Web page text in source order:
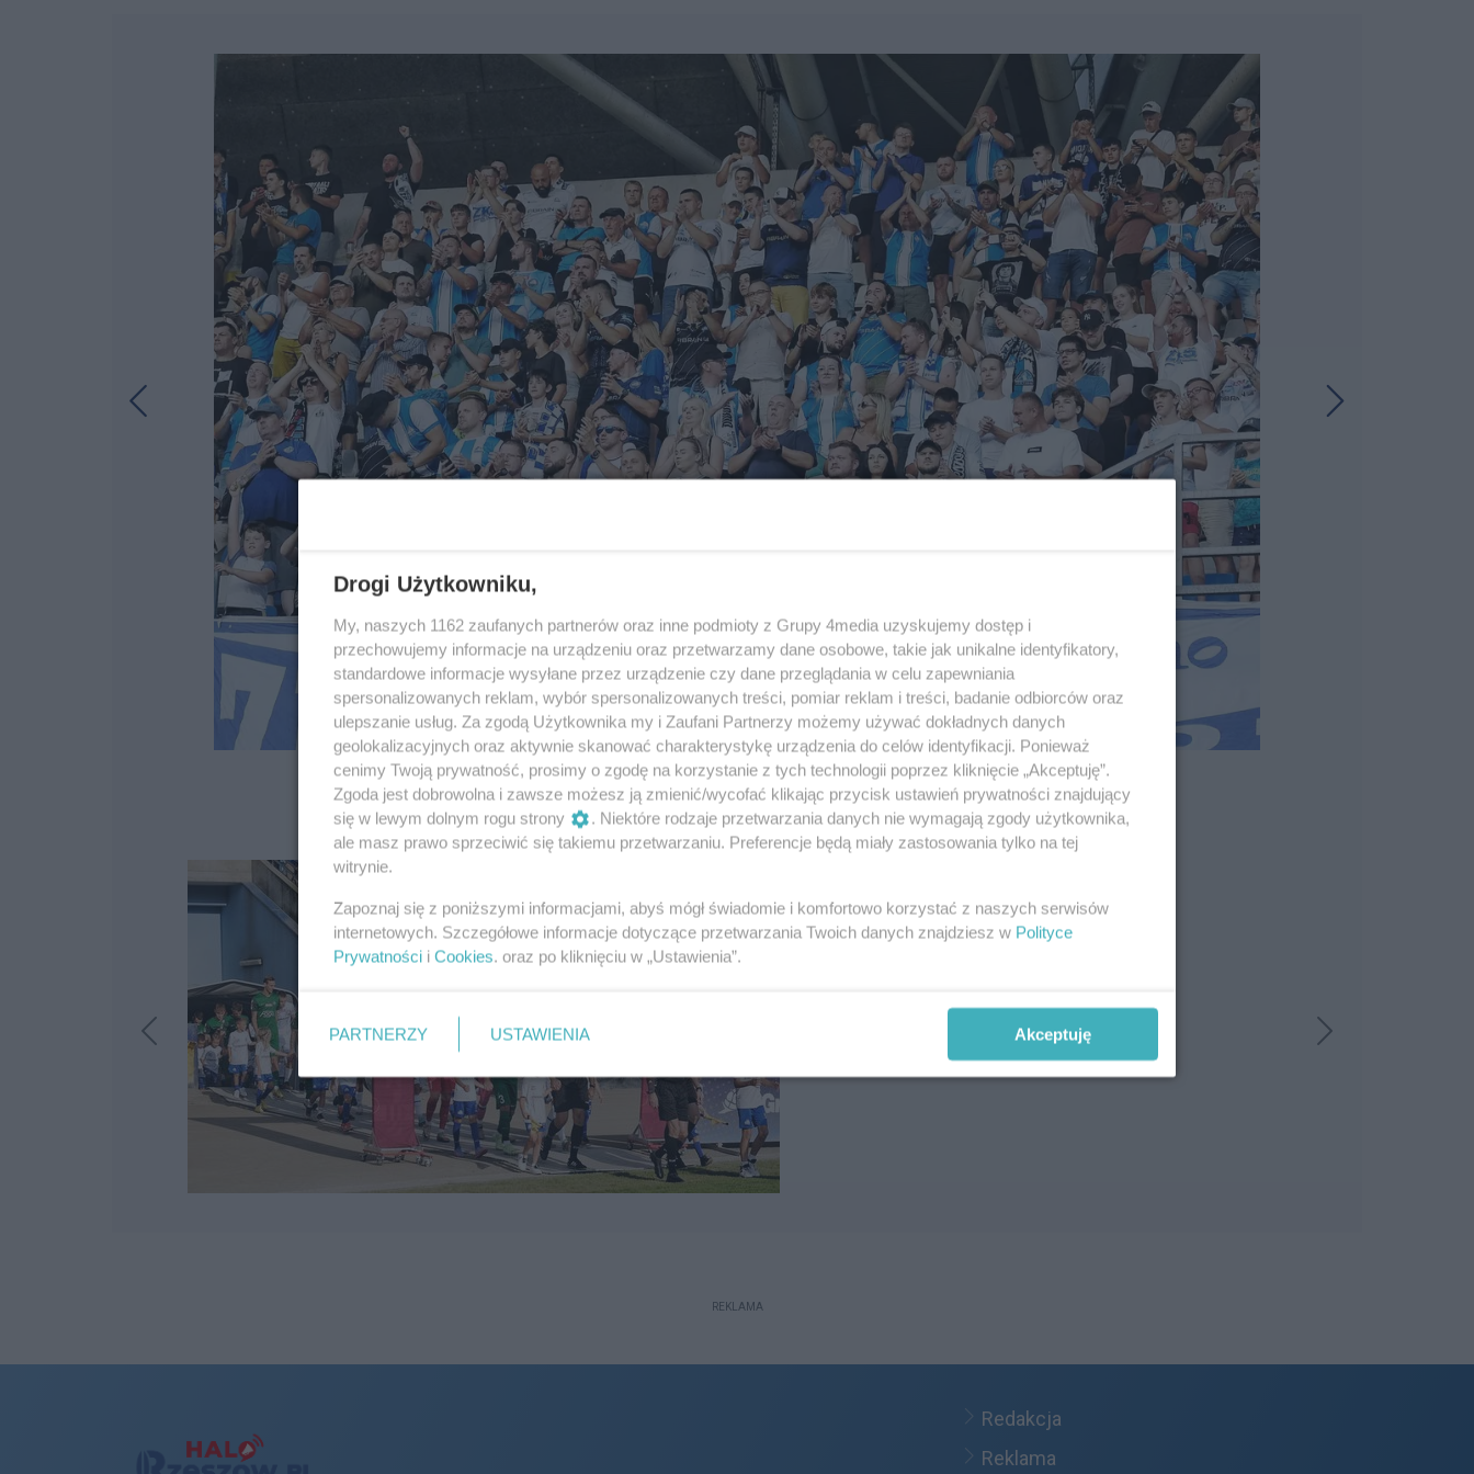
31 / 36
REKLAMA
Redakcja
Reklama
Drogi Użytkowniku,
My, naszych 1162 zaufanych partnerów oraz inne podmioty z Grupy 4media uzyskujemy dostęp i
przechowujemy informacje na urządzeniu oraz przetwarzamy dane osobowe, takie jak unikalne identyfikatory,
standardowe informacje wysyłane przez urządzenie czy dane przeglądania w celu zapewniania
spersonalizowanych reklam, wybór spersonalizowanych treści, pomiar reklam i treści, badanie odbiorców oraz
ulepszanie usług. Za zgodą Użytkownika my i Zaufani Partnerzy możemy używać dokładnych danych
geolokalizacyjnych oraz aktywnie skanować charakterystykę urządzenia do celów identyfikacji. Ponieważ
cenimy Twoją prywatność, prosimy o zgodę na korzystanie z tych technologii poprzez kliknięcie „Akceptuję”.
Zgoda jest dobrowolna i zawsze możesz ją zmienić/wycofać klikając przycisk ustawień prywatności znajdujący
się w lewym dolnym rogu strony
. Niektóre rodzaje przetwarzania danych nie wymagają zgody użytkownika,
ale masz prawo sprzeciwić się takiemu przetwarzaniu. Preferencje będą miały zastosowania tylko na tej
witrynie.
Zapoznaj się z poniższymi informacjami, abyś mógł świadomie i komfortowo korzystać z naszych serwisów
internetowych. Szczegółowe informacje dotyczące przetwarzania Twoich danych znajdziesz w Polityce
Prywatności i Cookies. oraz po kliknięciu w „Ustawienia”.
PARTNERZY USTAWIENIA Akceptuję